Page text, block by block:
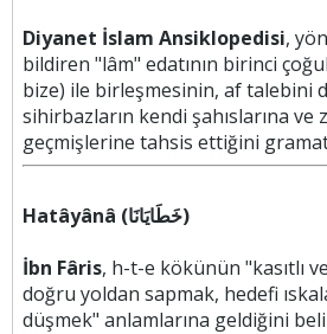
Diyanet İslam Ansiklopedisi,
bildiren "lâm" edatının birinci
bize) ile birleşmesinin, af talebini
sihirbazların kendi şahıslarına ve
geçmişlerine tahsis ettiğini
Hatâyânâ (خَطَايَانَا)
İbn Fâris, h-t-e kökünün "kasıtlı
doğru yoldan sapmak, hedefi
düşmek" anlamlarına geldiğini